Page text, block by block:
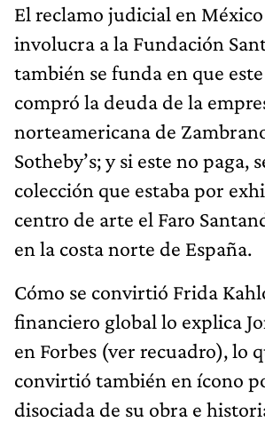
El reclamo judicial en
involucra a la Fundación
también se funda en que
compró la deuda de la
norteamericana de
Sotheby’s; y si este no paga,
colección que estaba por
centro de arte el Faro
en la costa norte de España.
Cómo se convirtió Frida
financiero global lo explica
en Forbes (ver recuadro), lo
convirtió también en ícono
disociada de su obra e